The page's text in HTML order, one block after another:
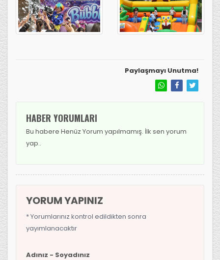
Paylaşmayı Unutma!
HABER YORUMLARI
Bu habere Henüz Yorum yapılmamış. İlk sen yorum
yap..
YORUM YAPINIZ
* Yorumlarınız kontrol edildikten sonra
yayımlanacaktır
Adınız - Soyadınız